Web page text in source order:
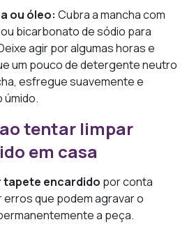
ou óleo: Cubra a mancha com
bicarbonato de sódio para
agir por algumas horas e
um pouco de detergente neutro
esfregue suavemente e
úmido.
tentar limpar
em casa
tapete encardido por conta
que podem agravar o
a peça.